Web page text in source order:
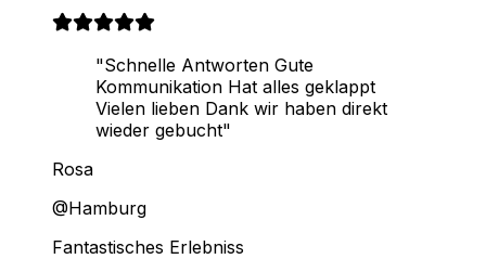
"Schnelle Antworten Gute
Kommunikation Hat alles geklappt
Vielen lieben Dank wir haben direkt
wieder gebucht"
Rosa
@Hamburg
Fantastisches Erlebniss